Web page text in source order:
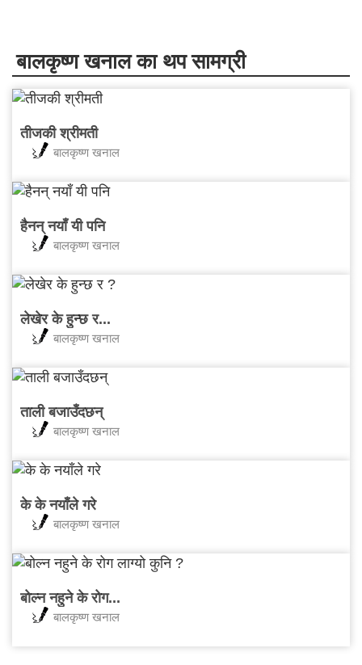
बालकृष्ण खनाल का थप सामग्री
तीजकी श्रीमती
बालकृष्ण खनाल
हैनन् नयाँ यी पनि
बालकृष्ण खनाल
लेखेर के हुन्छ र...
बालकृष्ण खनाल
ताली बजाउँदछन्
बालकृष्ण खनाल
के के नयाँले गरे
बालकृष्ण खनाल
बोल्न नहुने के रोग...
बालकृष्ण खनाल